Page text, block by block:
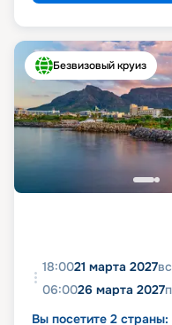
Безвизовый круиз
18:0021 марта 2027вс
06:0026 марта 2027
Вы посетите 2 страны: